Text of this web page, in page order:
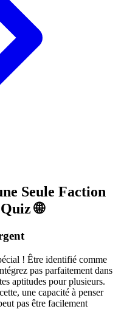
Seule Faction
🌐
! Être identifié comme
pas parfaitement dans
aptitudes pour plusieurs.
une capacité à penser
pas être facilement